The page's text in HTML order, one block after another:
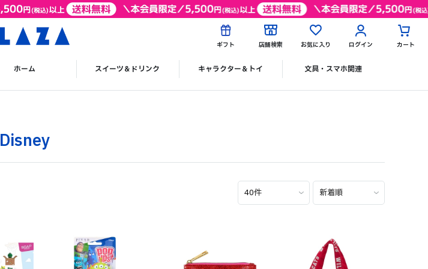
ギフト 店舗検索 お気に入り ログイン カート
ホーム スイーツ＆ドリンク キャラクター＆トイ 文具・スマホ関連
Disney